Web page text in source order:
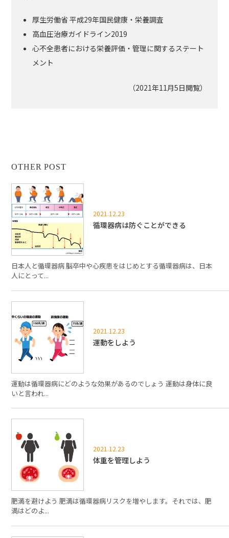
厚生労働省 平成29年国民健康・栄養調査
高血圧治療ガイドライン2019
心不全患者における栄養評価・管理に関するステート
メント
（2021年11月5日閲覧）
OTHER POST
2021.12.23
循環器病は防ぐことができる
日本人と循環器病 脳卒中や心疾患をはじめとする循環器病は、日本
人にとって...
2021.12.23
運動をしよう
運動は循環器病にどのような効果があるのでしょう 運動は身体に良
いと言われ...
2021.12.23
体重を管理しよう
肥満を避けよう 肥満は循環器病リスクを増やします。それでは、肥
満はどのよ...